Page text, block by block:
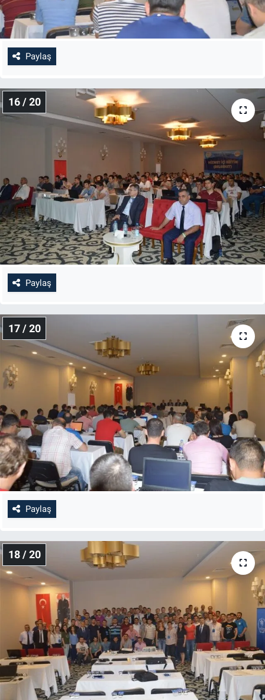
Paylaş
16 / 20
Paylaş
17 / 20
Paylaş
18 / 20